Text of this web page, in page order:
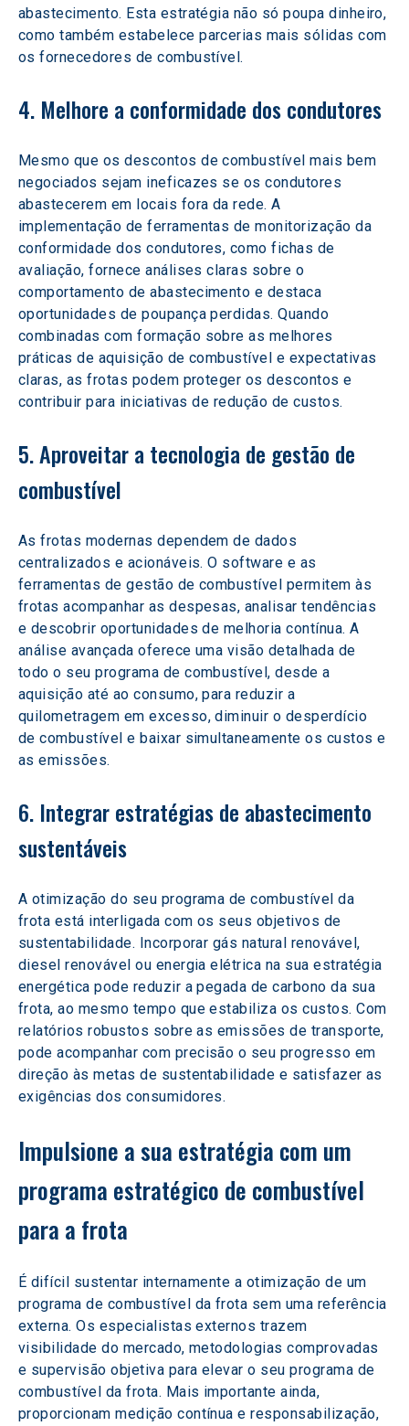
abastecimento. Esta estratégia não só poupa dinheiro,
como também estabelece parcerias mais sólidas com
os fornecedores de combustível.
4. Melhore a conformidade dos condutores
Mesmo que os descontos de combustível mais bem
negociados sejam ineficazes se os condutores
abastecerem em locais fora da rede. A
implementação de ferramentas de monitorização da
conformidade dos condutores, como fichas de
avaliação, fornece análises claras sobre o
comportamento de abastecimento e destaca
oportunidades de poupança perdidas. Quando
combinadas com formação sobre as melhores
práticas de aquisição de combustível e expectativas
claras, as frotas podem proteger os descontos e
contribuir para iniciativas de redução de custos.
5. Aproveitar a tecnologia de gestão de
combustível
As frotas modernas dependem de dados
centralizados e acionáveis. O software e as
ferramentas de gestão de combustível permitem às
frotas acompanhar as despesas, analisar tendências
e descobrir oportunidades de melhoria contínua. A
análise avançada oferece uma visão detalhada de
todo o seu programa de combustível, desde a
aquisição até ao consumo, para reduzir a
quilometragem em excesso, diminuir o desperdício
de combustível e baixar simultaneamente os custos e
as emissões.
6. Integrar estratégias de abastecimento
sustentáveis
A otimização do seu programa de combustível da
frota está interligada com os seus objetivos de
sustentabilidade. Incorporar gás natural renovável,
diesel renovável ou energia elétrica na sua estratégia
energética pode reduzir a pegada de carbono da sua
frota, ao mesmo tempo que estabiliza os custos. Com
relatórios robustos sobre as emissões de transporte,
pode acompanhar com precisão o seu progresso em
direção às metas de sustentabilidade e satisfazer as
exigências dos consumidores.
Impulsione a sua estratégia com um
programa estratégico de combustível
para a frota
É difícil sustentar internamente a otimização de um
programa de combustível da frota sem uma referência
externa. Os especialistas externos trazem
visibilidade do mercado, metodologias comprovadas
e supervisão objetiva para elevar o seu programa de
combustível da frota. Mais importante ainda,
proporcionam medição contínua e responsabilização,